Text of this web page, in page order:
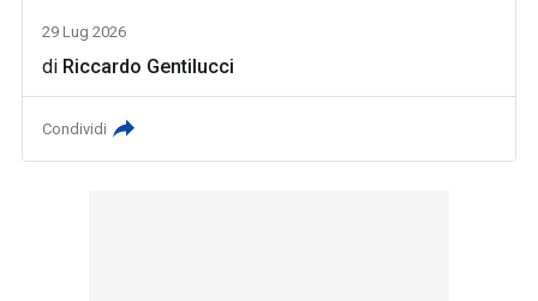
29 Lug 2026
di Riccardo Gentilucci
Condividi